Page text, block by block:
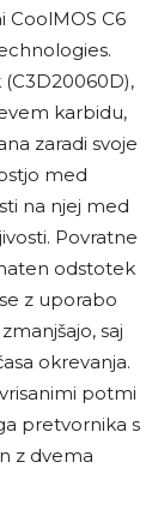
CoolMOS C6
karbidu,
zaradi svoje
med
na njej med
Povratne
odstotek
z uporabo
saj
okrevanja.
potmi
pretvornika s
z dvema